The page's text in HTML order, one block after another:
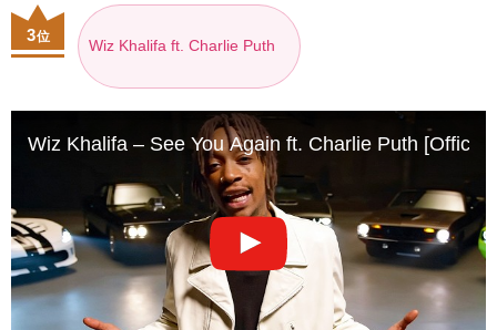
Wiz Khalifa ft. Charlie Puth
3位
Wiz Khalifa – See You Again ft. Charlie Puth